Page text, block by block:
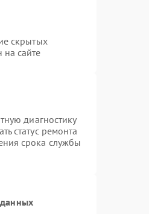
скрытых
на сайте
диагностику
статус ремонта
срока службы